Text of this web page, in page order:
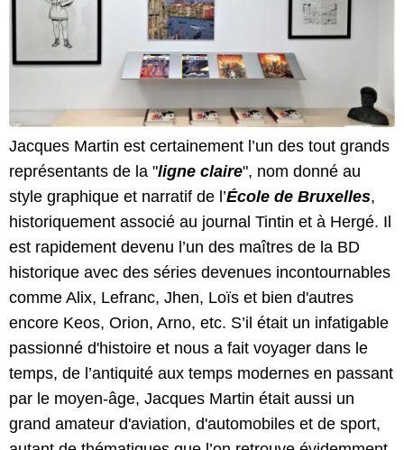
Jacques Martin est certainement l’un des tout grands
représentants de la "ligne claire", nom donné au
style graphique et narratif de l’École de Bruxelles,
historiquement associé au journal Tintin et à Hergé. Il
est rapidement devenu l’un des maîtres de la BD
historique avec des séries devenues incontournables
comme Alix, Lefranc, Jhen, Loïs et bien d'autres
encore Keos, Orion, Arno, etc. S’il était un infatigable
passionné d'histoire et nous a fait voyager dans le
temps, de l’antiquité aux temps modernes en passant
par le moyen-âge, Jacques Martin était aussi un
grand amateur d'aviation, d'automobiles et de sport,